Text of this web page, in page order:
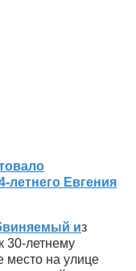
летнего Евгения
из
30-летнему
место на улице